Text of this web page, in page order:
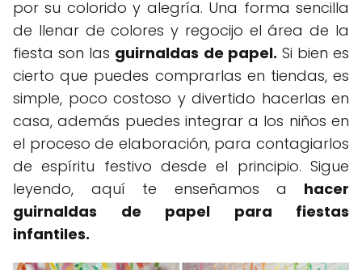
por su colorido y alegría. Una forma sencilla
de llenar de colores y regocijo el área de la
fiesta son las guirnaldas de papel. Si bien es
cierto que puedes comprarlas en tiendas, es
simple, poco costoso y divertido hacerlas en
casa, además puedes integrar a los niños en
el proceso de elaboración, para contagiarlos
de espíritu festivo desde el principio. Sigue
leyendo, aquí te enseñamos a hacer
guirnaldas de papel para fiestas
infantiles.